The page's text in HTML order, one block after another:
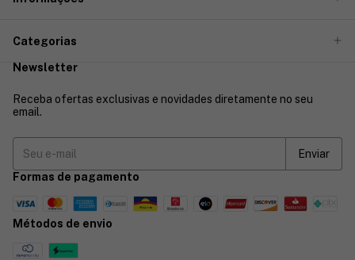
Categorias
Newsletter
Receba ofertas exclusivas e novidades diretamente no seu
email.
Formas de pagamento
Métodos de envio